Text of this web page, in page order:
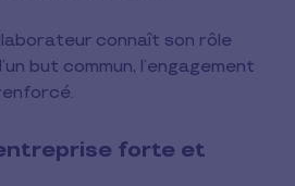
connaît son rôle
but commun, l’engagement
forte et